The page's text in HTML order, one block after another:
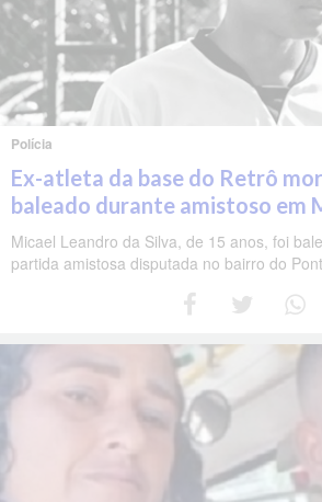
Polícia
Ex-atleta da base do Retrô
baleado durante amistoso em
Micael Leandro da Silva, de 15 anos, foi
partida amistosa disputada no bairro do